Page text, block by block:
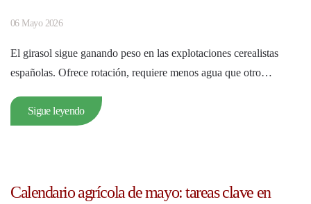
06 Mayo 2026
El girasol sigue ganando peso en las explotaciones cerealistas
españolas. Ofrece rotación, requiere menos agua que otro…
Sigue leyendo
Calendario agrícola de mayo: tareas clave en